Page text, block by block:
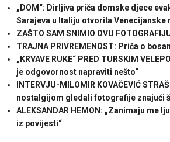
„DOM“: Dirljiva priča domske djece
Sarajeva u Italiju otvorila Venecijanske
ZAŠTO SAM SNIMIO OVU
TRAJNA PRIVREMENOST: Priča o
„KRVAVE RUKE“ PRED TURSKIM
je odgovornost napraviti nešto“
INTERVJU-MILOMIR KOVAČEVIĆ
nostalgijom gledali fotografije znajući
ALEKSANDAR HEMON: „Zanimaju me
iz povijesti“